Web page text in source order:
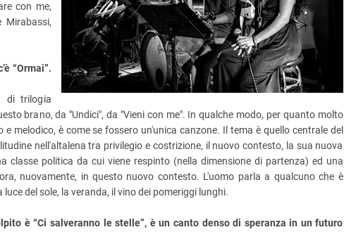
con me,
Mirabassi,
“Ormai”.
di trilogia
brano, da "Undici", da "Vieni con me". In qualche modo, per quanto molto
melodico, è come se fossero un'unica canzone. Il tema è quello centrale del
nell'altalena tra privilegio e costrizione, il nuovo contesto, la sua nuova
classe politica da cui viene respinto (nella dimensione di partenza) ed una
nuovamente, in questo nuovo contesto. L'uomo parla a qualcuno che è
del sole, la veranda, il vino dei pomeriggi lunghi.
è “Ci salveranno le stelle”, è un canto denso di speranza in un futuro